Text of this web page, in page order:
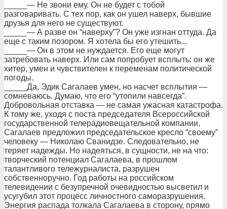
_____— Не звони ему. Он не будет с тобой
разговаривать. C тех пор, как он ушел наверх, бывшие
друзья для него не существуют.
_____— А разве он “наверху”? Он уже изгнан оттуда. Да
еще с таким позором. Я хотела бы его утешить...
_____— Он в этом не нуждается. Его еще могут
затребовать наверх. Или сам попробует всплыть: он же
хитер, умен и чувствителен к переменам политической
погоды.
_____Да, Эдик Сагалаев умен, но насчет всплытия —
сомневаюсь. Думаю, что его “утопили навсегда”.
Добровольная отставка — не самая ужасная катастрофа.
К тому же, уходя с поста председателя Всероссийской
государственной телерадиовещательной компании,
Сагалаев предложил председательское кресло “своему”
человеку — Николаю Сванидзе. Следовательно, не
теряет надежды. Но надеяться, в сущности, не на что:
творческий потенциал Сагалаева, в прошлом
талантливого тележурналиста, разрушен
собственноручно. Год работы на российском
телевидении с безупречной очевидностью высветил и
усугубил этот процесс личностного саморазрушения.
Энергия распада толкала Сагалаева в сторону, прямо